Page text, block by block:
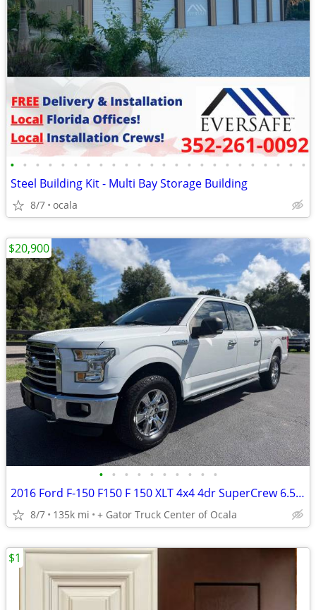
• • • • • • • • • • • • • • • • • • • • • • • •
Steel Building Kit - Multi Bay Storage Building
8/7 ocala
• • • • • • • • • •
2016 Ford F-150 F150 F 150 XLT 4x4 4dr SuperCrew 6.5 ft. SB
8/7 135k mi + Gator Truck Center of Ocala
$20,900
$1